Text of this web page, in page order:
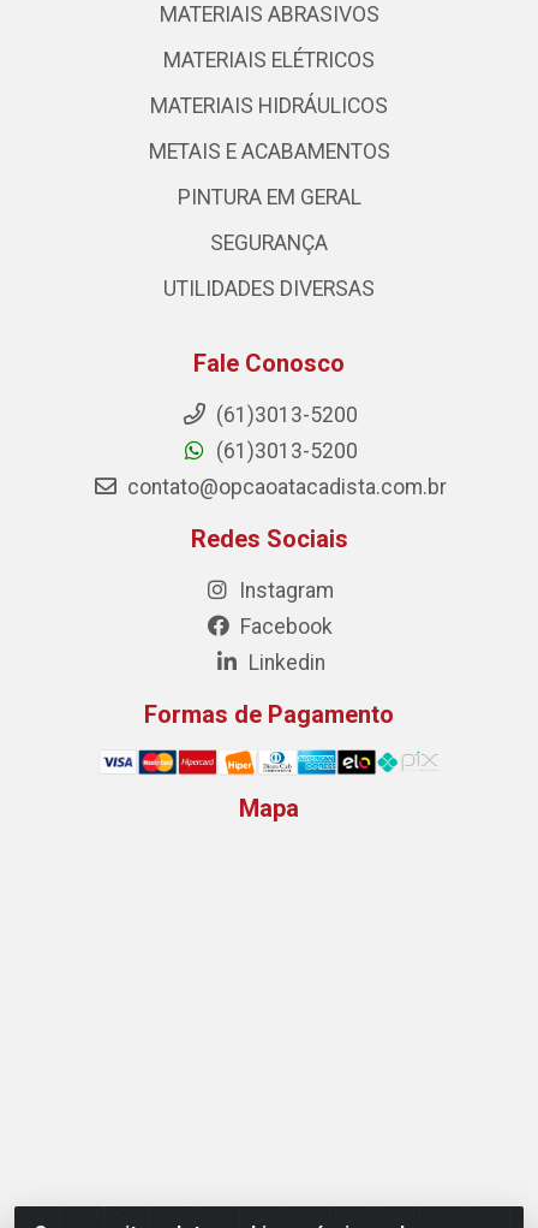
MATERIAIS ABRASIVOS
MATERIAIS ELÉTRICOS
MATERIAIS HIDRÁULICOS
METAIS E ACABAMENTOS
PINTURA EM GERAL
SEGURANÇA
UTILIDADES DIVERSAS
Fale Conosco
(61)3013-5200
(61)3013-5200
contato@opcaoatacadista.com.br
Redes Sociais
Instagram
Facebook
Linkedin
Formas de Pagamento
Mapa